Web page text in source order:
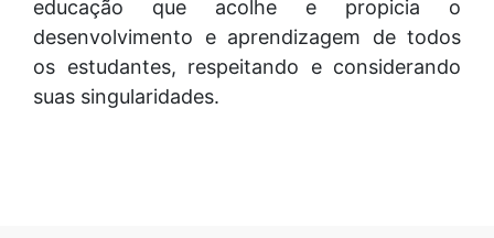
educação que acolhe e propicia o
desenvolvimento e aprendizagem de todos
os estudantes, respeitando e considerando
suas singularidades.